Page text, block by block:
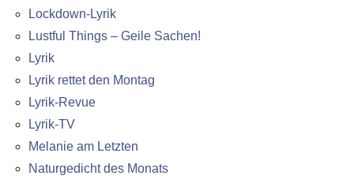
Lockdown-Lyrik
Lustful Things – Geile Sachen!
Lyrik
Lyrik rettet den Montag
Lyrik-Revue
Lyrik-TV
Melanie am Letzten
Naturgedicht des Monats